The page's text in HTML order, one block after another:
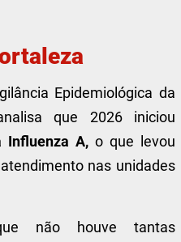
Epidemiológica da
que 2026 iniciou
Influenza A, o que levou
nas unidades
não houve tantas